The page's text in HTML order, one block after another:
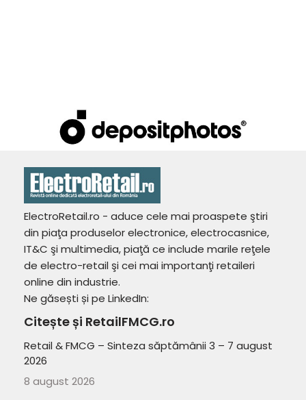
ElectroRetail.ro - aduce cele mai proaspete ştiri
din piaţa produselor electronice, electrocasnice,
IT&C şi multimedia, piaţă ce include marile reţele
de electro-retail şi cei mai importanţi retaileri
online din industrie.
Ne găsești și pe LinkedIn:
Citește și RetailFMCG.ro
Retail & FMCG – Sinteza săptămânii 3 – 7 august
2026
8 august 2026